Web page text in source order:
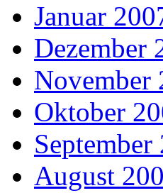
Januar
Dezember
November
Oktober
September
August